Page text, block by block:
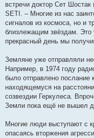
встречи доктор Сет Шостак
SETI. – Многие из нас
сигналов из космоса, но и
близлежащим звёздам. Это
прекрасный день мы
Земляне уже отправляли
Например, в 1974 году
было отправлено послание
находящемуся на
созвездии Геркулеса.
Земли пока ещё не вышел
Многие люди выступают с
опасаясь вторжения